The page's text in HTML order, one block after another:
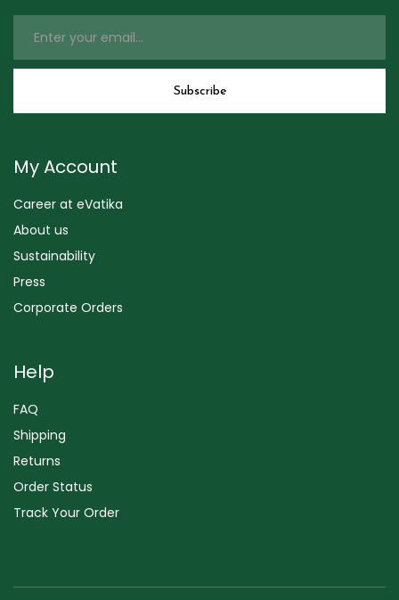
My Account
Career at eVatika
About us
Sustainability
Press
Corporate Orders
Help
FAQ
Shipping
Returns
Order Status
Track Your Order